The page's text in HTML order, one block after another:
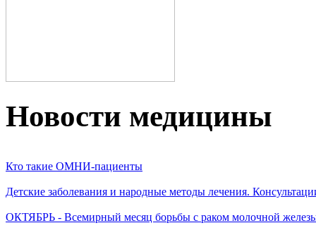
Новости медицины
Кто такие ОМНИ-пациенты
Детские заболевания и народные методы лечения.
ОКТЯБРЬ - Всемирный месяц борьбы с раком молочной